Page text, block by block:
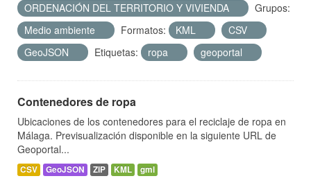
ORDENACIÓN DEL TERRITORIO Y VIVIENDA
Grupos:
Medio ambiente
Formatos: KML
CSV
GeoJSON
Etiquetas: ropa geoportal
Contenedores de ropa
Ubicaciones de los contenedores para el reciclaje de ropa en
Málaga. Previsualización disponible en la siguiente URL de
Geoportal...
CSV GeoJSON ZIP KML gml